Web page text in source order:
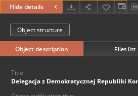
Hide details
Object structure
Object description Files list
Title:
Delegacja z Demokratycznej Republiki